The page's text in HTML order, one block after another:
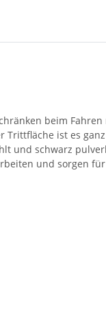
beim
ist es
und schwarz
und sorgen